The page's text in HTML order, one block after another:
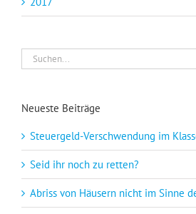
Suche
nach:
Neueste Beiträge
Steuergeld-Verschwendung im
Seid ihr noch zu retten?
Abriss von Häusern nicht im Sinne